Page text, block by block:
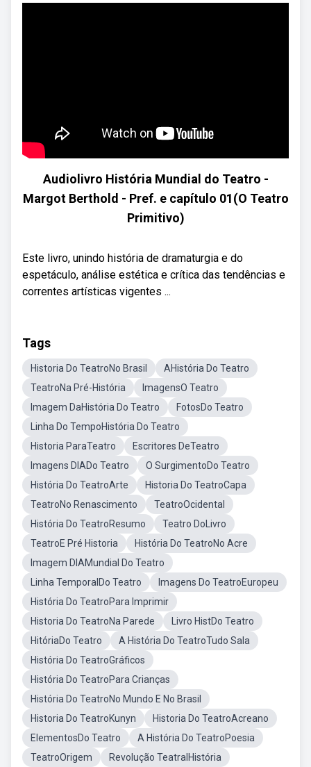
Audiolivro História Mundial do Teatro -
Margot Berthold - Pref. e capítulo 01(O Teatro
Primitivo)
Este livro, unindo história de dramaturgia e do
espetáculo, análise estética e crítica das tendências e
correntes artísticas vigentes ...
Tags
Historia Do TeatroNo Brasil
AHistória Do Teatro
TeatroNa Pré-História
ImagensO Teatro
Imagem DaHistória Do Teatro
FotosDo Teatro
Linha Do TempoHistória Do Teatro
Historia ParaTeatro
Escritores DeTeatro
Imagens DIADo Teatro
O SurgimentoDo Teatro
História Do TeatroArte
Historia Do TeatroCapa
TeatroNo Renascimento
TeatroOcidental
História Do TeatroResumo
Teatro DoLivro
TeatroE Pré Historia
História Do TeatroNo Acre
Imagem DIAMundial Do Teatro
Linha TemporalDo Teatro
Imagens Do TeatroEuropeu
História Do TeatroPara Imprimir
Historia Do TeatroNa Parede
Livro HistDo Teatro
HitóriaDo Teatro
A História Do TeatroTudo Sala
História Do TeatroGráficos
História Do TeatroPara Crianças
História Do TeatroNo Mundo E No Brasil
Historia Do TeatroKunyn
Historia Do TeatroAcreano
ElementosDo Teatro
A História Do TeatroPoesia
TeatroOrigem
Revolução TeatralHistória